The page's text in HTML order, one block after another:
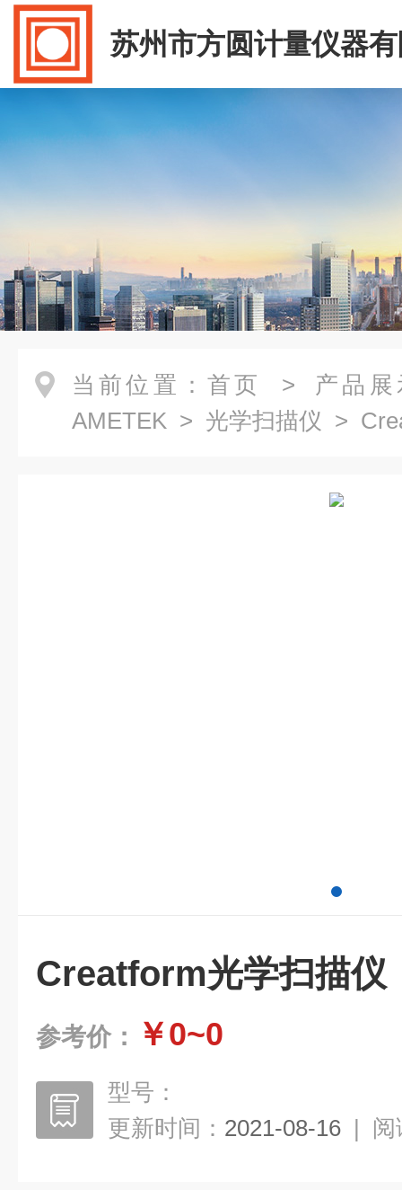
苏州市方圆计量仪器
当前位置： 首页 > 产品展
AMETEK > 光学扫描仪 >
Creatform光学扫描仪
参考价： ￥0~0
型号：
更新时间： 2021-08-16 | 阅